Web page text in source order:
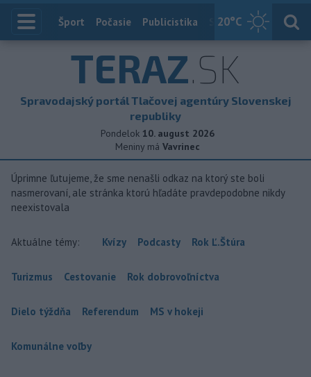
20°C
Index
Šport Počasie Publicistika Slovensko
TERAZ.SK
Spravodajský portál Tlačovej agentúry Slovenskej
republiky
Pondelok 10. august 2026
Meniny má Vavrinec
Úprimne ľutujeme, že sme nenašli odkaz na ktorý ste boli
nasmerovaní, ale stránka ktorú hľadáte pravdepodobne nikdy
neexistovala
Aktuálne témy: Kvízy Podcasty Rok Ľ.Štúra
Turizmus Cestovanie Rok dobrovoľníctva
Dielo týždňa Referendum MS v hokeji
Komunálne voľby